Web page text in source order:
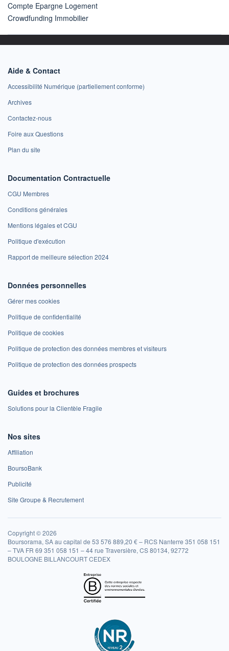
Compte Epargne Logement
Crowdfunding Immobilier
Aide & Contact
Accessibilité Numérique (partiellement conforme)
Archives
Contactez-nous
Foire aux Questions
Plan du site
Documentation Contractuelle
CGU Membres
Conditions générales
Mentions légales et CGU
Politique d'exécution
Rapport de meilleure sélection 2024
Données personnelles
Gérer mes cookies
Politique de confidentialité
Politique de cookies
Politique de protection des données membres et visiteurs
Politique de protection des données prospects
Guides et brochures
Solutions pour la Clientèle Fragile
Nos sites
Affiliation
BoursoBank
Publicité
Site Groupe & Recrutement
Copyright © 2026
Boursorama, SA au capital de 53 576 889,20 € – RCS Nanterre 351 058 151
– TVA FR 69 351 058 151 – 44 rue Traversière, CS 80134, 92772
BOULOGNE BILLANCOURT CEDEX